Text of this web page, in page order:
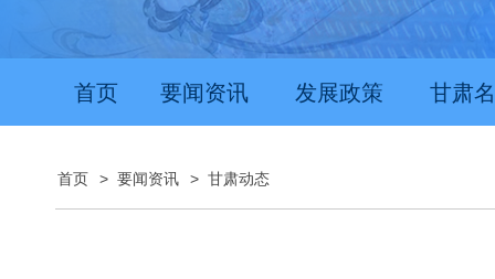
首页 要闻资讯 发展政策 甘肃
首页 > 要闻资讯 > 甘肃动态